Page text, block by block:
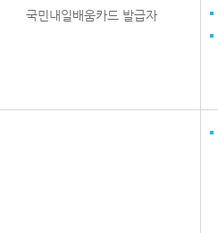
국민내일배움카드 발급자